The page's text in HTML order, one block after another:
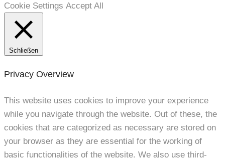
Cookie Settings Accept All
Schließen
Privacy Overview
This website uses cookies to improve your experience
while you navigate through the website. Out of these, the
cookies that are categorized as necessary are stored on
your browser as they are essential for the working of
basic functionalities of the website. We also use third-